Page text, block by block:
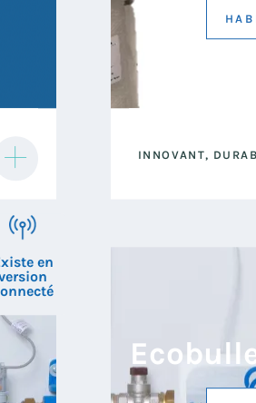
INNOVANT,
qualités que le
en